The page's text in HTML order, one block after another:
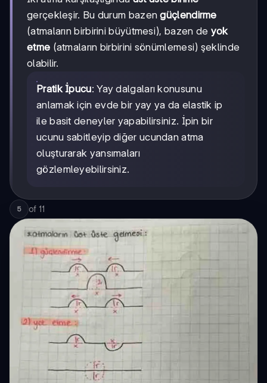
gerçekleşir. Bu durum bazengüçlendirme
(atmaların birbirini büyütmesi), bazen de yok
etme (atmaların birbirini sönümlemesi) şeklinde
olabilir.
Pratik İpucu: Yay dalgaları konusunu
anlamak için evde bir yay ya da elastik ip
ile basit deneyler yapabilirsiniz. İpin bir
ucunu sabitleyip diğer ucundan atma
oluşturarak yansımaları
gözlemleyebilirsiniz.
5 of 11